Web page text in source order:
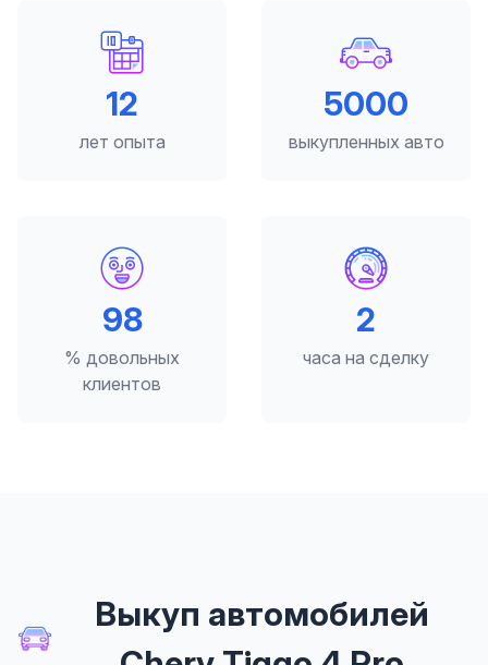
12
лет опыта
5000
выкупленных авто
98
% довольных
клиентов
2
часа на сделку
Выкуп автомобилей